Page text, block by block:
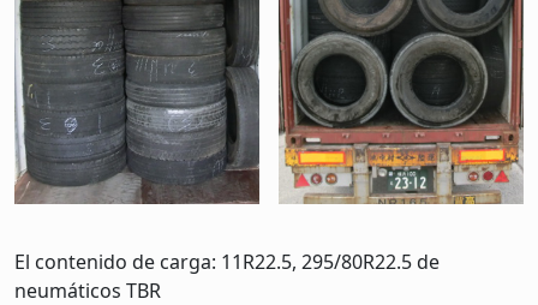
El contenido de carga: 11R22.5, 295/80R22.5 de
neumáticos TBR